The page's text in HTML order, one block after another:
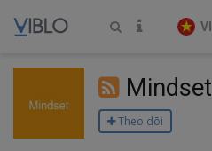
VI
Mindset
Theo dõi